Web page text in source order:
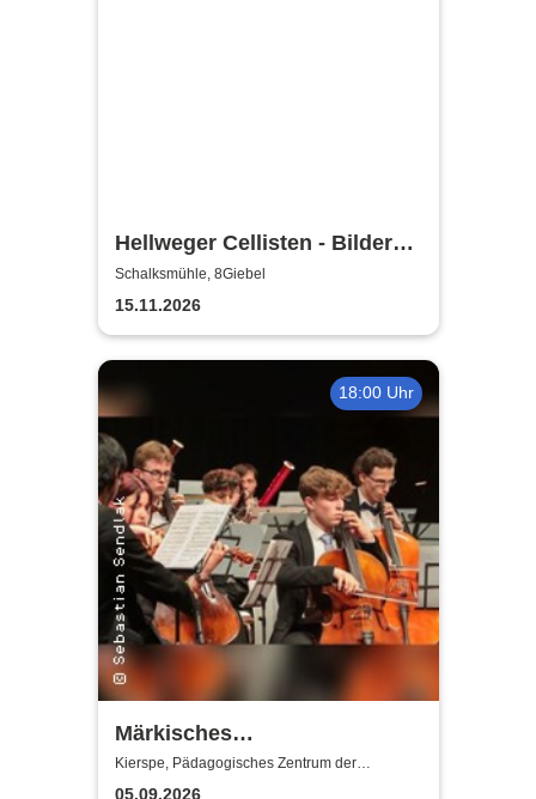
Hellweger Cellisten - Bilder
einer Ausstellung
Schalksmühle, 8Giebel
15.11.2026
18:00 Uhr
Märkisches
Jugendsinfonieorchester
Kierspe, Pädagogisches Zentrum der
Gesamtschule Kierspe
05.09.2026